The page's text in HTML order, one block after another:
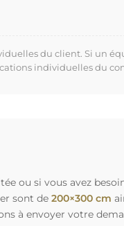
du client. Si un
individuelles du
ou si vous avez
sont de 200×300 cm
à envoyer votre